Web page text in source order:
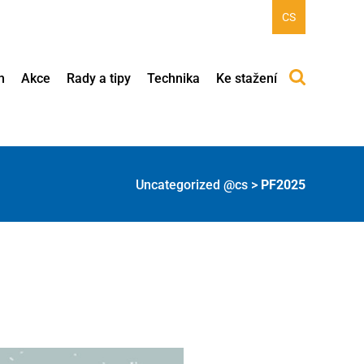
CS
Akce Rady a tipy Technika Ke stažení
Uncategorized @cs > PF2025